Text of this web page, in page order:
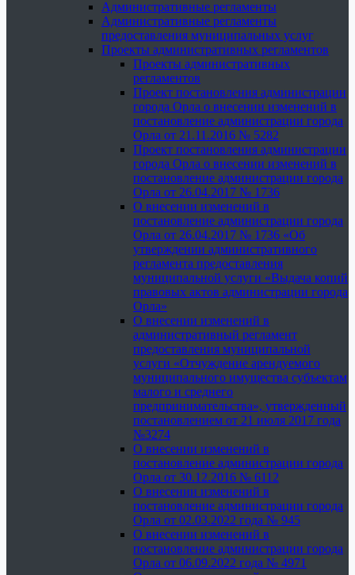
Административные регламенты
Административные регламенты
предоставления муниципальных услуг
Проекты административных регламентов
Проекты административных
регламентов
Проект постановления администрации
города Орла о внесении изменений в
постановление администрации города
Орла от 21.11.2016 № 5282
Проект постановления администрации
города Орла о внесении изменений в
постановление администрации города
Орла от 26.04.2017 № 1736
О внесении изменений в
постановление администрации города
Орла от 26.04.2017 № 1736 «Об
утверждении административного
регламента предоставления
муниципальной услуги «Выдача копий
правовых актов администрации города
Орла»
О внесении изменений в
административный регламент
предоставления муниципальной
услуги «Отчуждение арендуемого
муниципального имущества субъектам
малого и среднего
предпринимательства», утвержденный
постановлением от 21 июля 2017 года
№3274
О внесении изменений в
постановление администрации города
Орла от 30.12.2016 № 6112
О внесении изменений в
постановление администрации города
Орла от 02.03.2022 года № 945
О внесении изменений в
постановление администрации города
Орла от 06.09.2022 года № 4971